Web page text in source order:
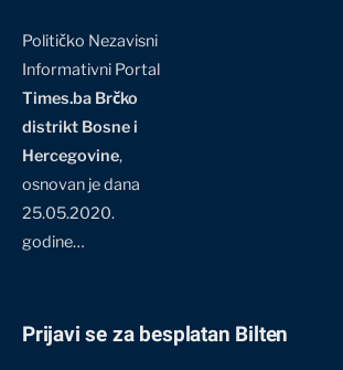
Političko Nezavisni
Informativni Portal
Times.ba Brčko
distrikt Bosne i
Hercegovine,
osnovan je dana
25.05.2020.
godine…
Prijavi se za besplatan Bilten